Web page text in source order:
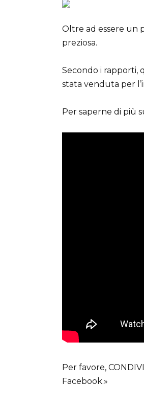
Oltre ad essere un
preziosa.
Secondo i rapporti,
stata venduta per
Per saperne di più
Per favore,
Facebook.»